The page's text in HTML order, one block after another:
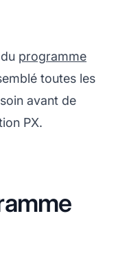
programme
toutes les
avant de
PX.